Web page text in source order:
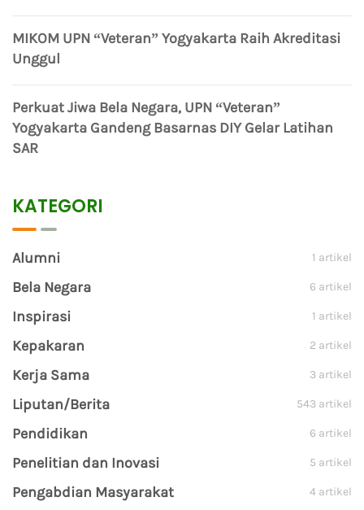
MIKOM UPN “Veteran” Yogyakarta Raih Akreditasi
Unggul
Perkuat Jiwa Bela Negara, UPN “Veteran”
Yogyakarta Gandeng Basarnas DIY Gelar Latihan
SAR
KATEGORI
Alumni 1 artikel
Bela Negara 6 artikel
Inspirasi 1 artikel
Kepakaran 2 artikel
Kerja Sama 3 artikel
Liputan/Berita 543 artikel
Pendidikan 6 artikel
Penelitian dan Inovasi 5 artikel
Pengabdian Masyarakat 4 artikel